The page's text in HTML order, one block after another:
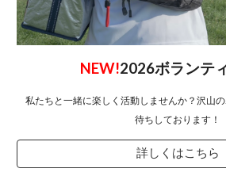
NEW!2026ボランテ
私たちと一緒に楽しく活動しませんか？沢山
待ちしております！
詳しくはこちら